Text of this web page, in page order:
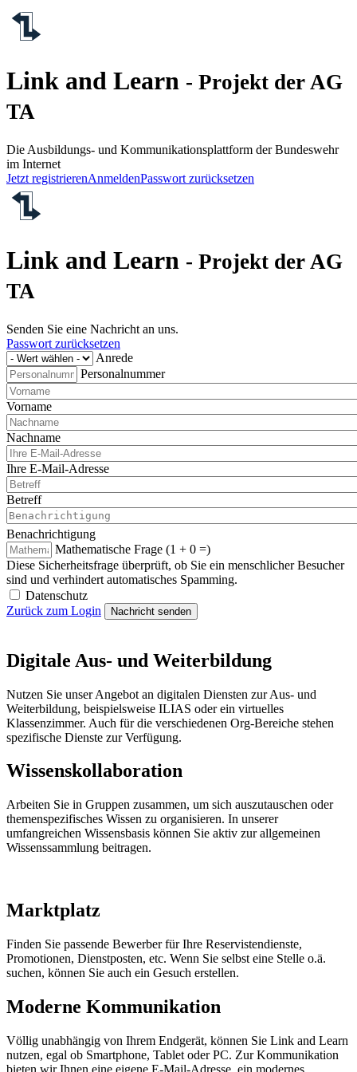
Link and Learn - Projekt der AG
TA
Die Ausbildungs- und Kommunikationsplattform der Bundeswehr
im Internet
Jetzt registrierenAnmeldenPasswort zurücksetzen
Link and Learn - Projekt der AG
TA
Senden Sie eine Nachricht an uns.
Passwort zurücksetzen
Anrede
Personalnummer
Vorname
Nachname
Ihre E-Mail-Adresse
Betreff
Benachrichtigung
Mathematische Frage (1 + 0 =)
Diese Sicherheitsfrage überprüft, ob Sie ein menschlicher Besucher
sind und verhindert automatisches Spamming.
Datenschutz
Zurück zum Login
Nachricht senden
Digitale Aus- und Weiterbildung
Nutzen Sie unser Angebot an digitalen Diensten zur Aus- und
Weiterbildung, beispielsweise ILIAS oder ein virtuelles
Klassenzimmer. Auch für die verschiedenen Org-Bereiche stehen
spezifische Dienste zur Verfügung.
Wissenskollaboration
Arbeiten Sie in Gruppen zusammen, um sich auszutauschen oder
themenspezifisches Wissen zu organisieren. In unserer
umfangreichen Wissensbasis können Sie aktiv zur allgemeinen
Wissenssammlung beitragen.
Marktplatz
Finden Sie passende Bewerber für Ihre Reservistendienste,
Promotionen, Dienstposten, etc. Wenn Sie selbst eine Stelle o.ä.
suchen, können Sie auch ein Gesuch erstellen.
Moderne Kommunikation
Völlig unabhängig von Ihrem Endgerät, können Sie Link and Learn
nutzen, egal ob Smartphone, Tablet oder PC. Zur Kommunikation
bieten wir Ihnen eine eigene E-Mail-Adresse, ein modernes